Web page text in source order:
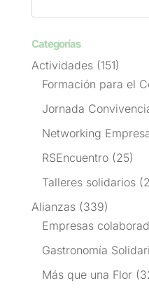
Categorías
Actividades(151)
Formación para el
Jornada
Networking
RSEncuentro(25)
Talleres solidarios
Alianzas(339)
Empresas
Gastronomía
Más que una Flor